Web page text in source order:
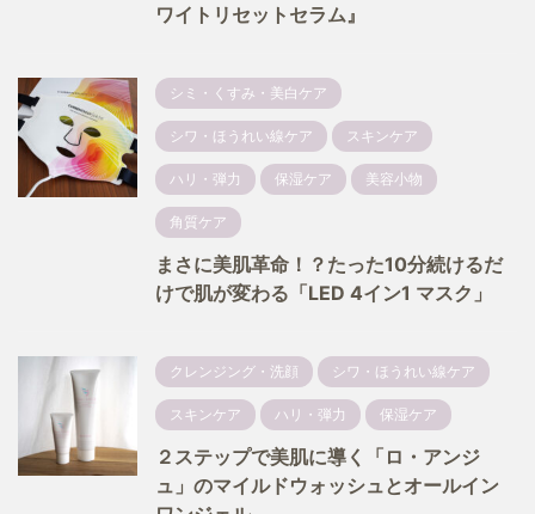
ワイトリセットセラム』
シミ・くすみ・美白ケア
シワ・ほうれい線ケア スキンケア
ハリ・弾力 保湿ケア 美容小物
角質ケア
まさに美肌革命！？たった10分続けるだ
けで肌が変わる「LED 4イン1 マスク」
クレンジング・洗顔 シワ・ほうれい線ケア
スキンケア ハリ・弾力 保湿ケア
２ステップで美肌に導く「ロ・アンジ
ュ」のマイルドウォッシュとオールイン